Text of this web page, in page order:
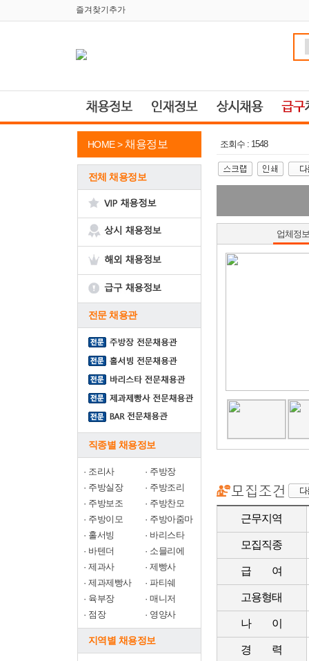
즐겨찾기추가
HOME > 채용정보
전체 채용정보
전문 채용관
직종별 채용정보
· 조리사 · 주방장
· 주방실장 · 주방조리
· 주방보조 · 주방찬모
· 주방이모 · 주방아줌마
· 홀서빙 · 바리스타
· 바텐더 · 소믈리에
·제과사 ·제빵사
·제과제빵사 ·파티쉐
· 육부장 ·매니저
· 점장 · 영양사
지역별 채용정보
조회수 : 1548
업체정보
근무지역
모집직종
급 여
고용형태
나 이
경 력